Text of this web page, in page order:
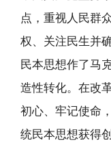
点，重视人民群
权、关注民生并
民本思想作了马
造性转化。在改
初心、牢记使命
统民本思想获得